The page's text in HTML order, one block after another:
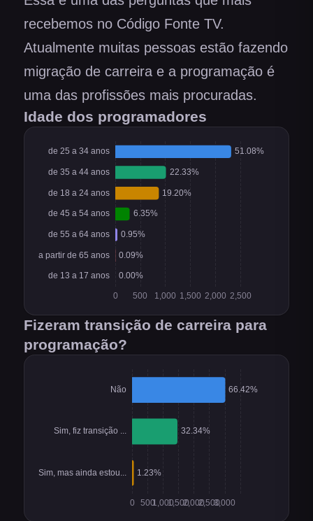
recebemos no Código Fonte TV.
Atualmente muitas pessoas estão fazendo
migração de carreira e a programação é
uma das profissões mais procuradas.
Idade dos programadores
Fizeram transição de carreira para
programação?